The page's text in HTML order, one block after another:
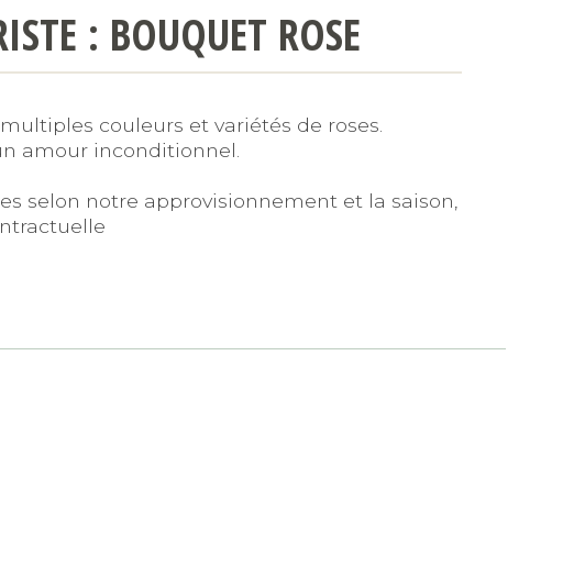
: BOUQUET ROSE
couleurs et variétés de roses.
amour inconditionnel.
selon notre approvisionnement et la saison,